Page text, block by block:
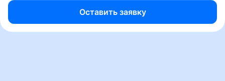
Оставить заявку